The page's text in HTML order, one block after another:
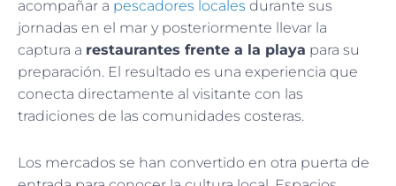
acompañar a pescadores locales durante sus
jornadas en el mar y posteriormente llevar la
captura a restaurantes frente a la playa para su
preparación. El resultado es una experiencia que
conecta directamente al visitante con las
tradiciones de las comunidades costeras.
Los mercados se han convertido en otra puerta de